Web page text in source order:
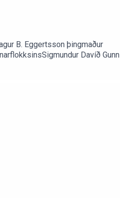
B. Eggertsson þingmaður
Davíð